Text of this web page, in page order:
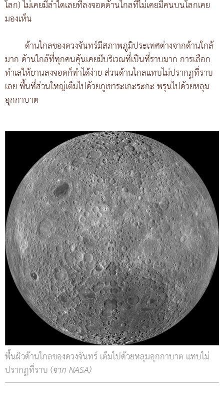
โลก) ไม่เคยมีลำใดเลยที่ลงจอดด้านไกลที่ไม่เคยมีคนบนโลกเคย
มองเห็น
ด้านไกลของดวงจันทร์มีสภาพภูมิประเทศต่างจากด้านใกล้
มาก ด้านใกล้ที่ทุกคนคุ้นเคยมีบริเวณที่เป็นที่ราบมาก การเลือก
ทำเลให้ยานลงจอดก็ทำได้ง่าย ส่วนด้านไกลแทบไม่ปรากฏที่ราบ
เลย พื้นที่ส่วนใหญ่เต็มไปด้วยภูเขาระเกะระกะ พรุนไปด้วยหลุม
อุกกาบาต
พื้นผิวด้านไกลของดวงจันทร์ เต็มไปด้วยหลุมอุกกาบาต แทบไม่
ปรากฏที่ราบ (จาก NASA)